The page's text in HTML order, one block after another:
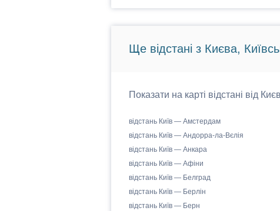
Ще відстані з Києва,
Показати на карті відстані від
відстань Київ — Амстердам
відстань Київ — Андорра-ла-Вєлія
відстань Київ — Анкара
відстань Київ — Афіни
відстань Київ — Белград
відстань Київ — Берлін
відстань Київ — Берн